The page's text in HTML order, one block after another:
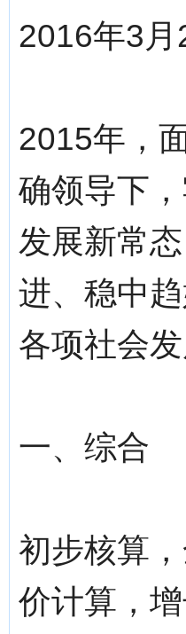
2016年3月
2015年，
确领导下
发展新常
进、稳中
各项社会
一、综合
初步核算
价计算，